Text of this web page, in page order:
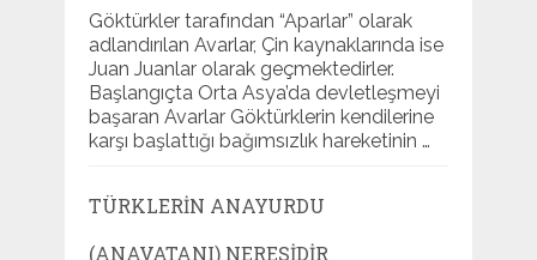
Göktürkler tarafından “Aparlar” olarak
adlandırılan Avarlar, Çin kaynaklarında ise
Juan Juanlar olarak geçmektedirler.
Başlangıçta Orta Asya’da devletleşmeyi
başaran Avarlar Göktürklerin kendilerine
karşı başlattığı bağımsızlık hareketinin …
TÜRKLERIN ANAYURDU
(ANAVATANI) NERESIDIR